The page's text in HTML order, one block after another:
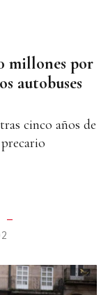
millones por
autobuses
tras cinco años de
—